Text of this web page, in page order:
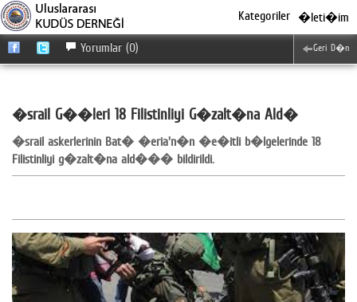
�leti�im
Kategoriler
�srail G��leri 18 Filistinliyi G�zalt�na Ald�
�srail askerlerinin Bat� �eria'n�n �e�itli b�lgelerinde 18
Filistinliyi g�zalt�na ald��� bildirildi.
Geri D�n
Yorumlar (0)